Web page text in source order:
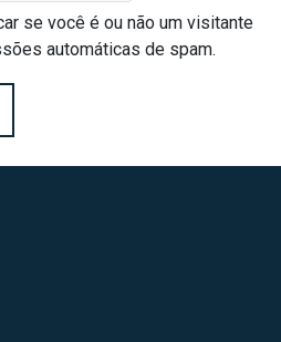
se você é ou não um visitante
automáticas de spam.